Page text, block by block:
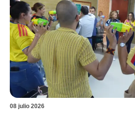
08 julio 2026